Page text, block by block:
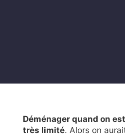
Déménager quand on
très limité. Alors on